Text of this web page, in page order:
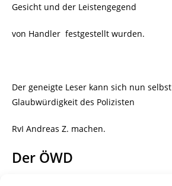
Gesicht und der Leistengegend
von Handler festgestellt wurden.
Der geneigte Leser kann sich nun
Glaubwürdigkeit des Polizisten
RvI Andreas Z. machen.
Der ÖWD